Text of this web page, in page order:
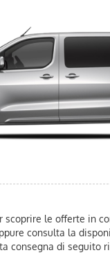
KM 0
scoprire le offerte in
consulta la
consegna di seguito